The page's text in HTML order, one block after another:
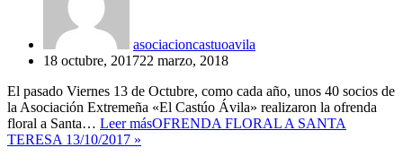
asociacioncastuoavila
18 octubre, 201722 marzo, 2018
El pasado Viernes 13 de Octubre, como cada año, unos 40 socios de
la Asociación Extremeña «El Castúo Ávila» realizaron la ofrenda
floral a Santa… Leer másOFRENDA FLORAL A SANTA
TERESA 13/10/2017 »